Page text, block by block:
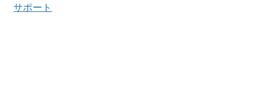
サポート